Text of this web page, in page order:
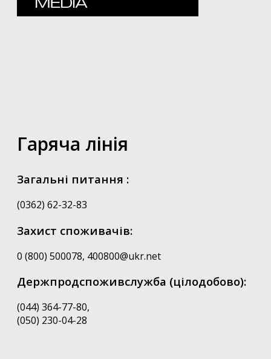
Гаряча лінія
Загальні питання :
(0362) 62-32-83
Захист споживачів:
0 (800) 500078, 400800@ukr.net
Держпродспоживслужба (цілодобово):
(044) 364-77-80,
(050) 230-04-28